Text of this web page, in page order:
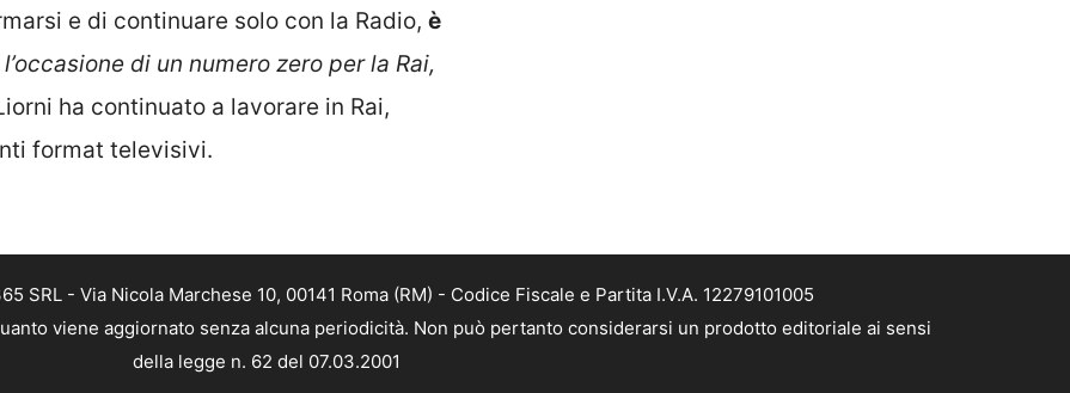
e di continuare solo con la Radio, è
di un numero zero per la Rai,
ha continuato a lavorare in Rai,
format televisivi.
SRL - Via Nicola Marchese 10, 00141 Roma (RM) - Codice Fiscale e Partita I.V.A. 12279101005
viene aggiornato senza alcuna periodicità. Non può pertanto considerarsi un prodotto editoriale ai sensi
della legge n. 62 del 07.03.2001